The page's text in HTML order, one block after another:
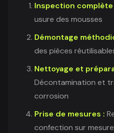
Inspection complète
usure des mousses
Démontage
des pièces
Nettoyage et
Décontamination et
corrosion
Prise de mesures :
confection sur mesure